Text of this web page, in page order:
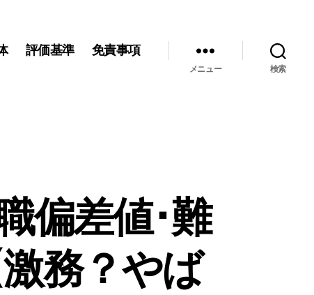
評価基準 免責事項
メニュー 検索
偏差値･難
務？やば